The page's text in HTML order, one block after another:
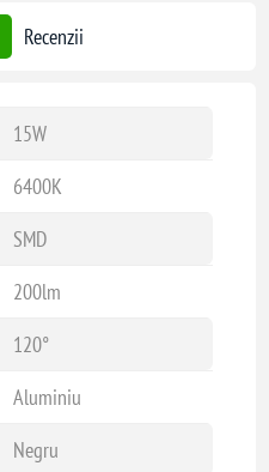
Recenzii
15W
6400K
SMD
200lm
120°
Aluminiu
Negru